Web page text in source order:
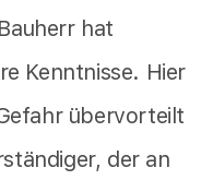
hat
Kenntnisse. Hier
übervorteilt
der an